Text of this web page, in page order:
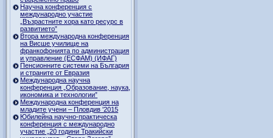
Научна конференция с
международно участие
„Възрастните хора като ресурс в
развитието”
Втора международна конференция
на Висше училище на
франкофонията по администрация
и управление (ЕСФАМ) (ИФАГ)
Пенсионните системи на България
и страните от Евразия
Международна научна
конференция „Образование, наука,
икономика и технологии”
Международна конференция на
младите учени – Пловдив '2015
Юбилейна научно-практическа
конференция с международно
участие „20 години Тракийски